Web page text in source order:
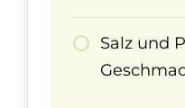
Salz und